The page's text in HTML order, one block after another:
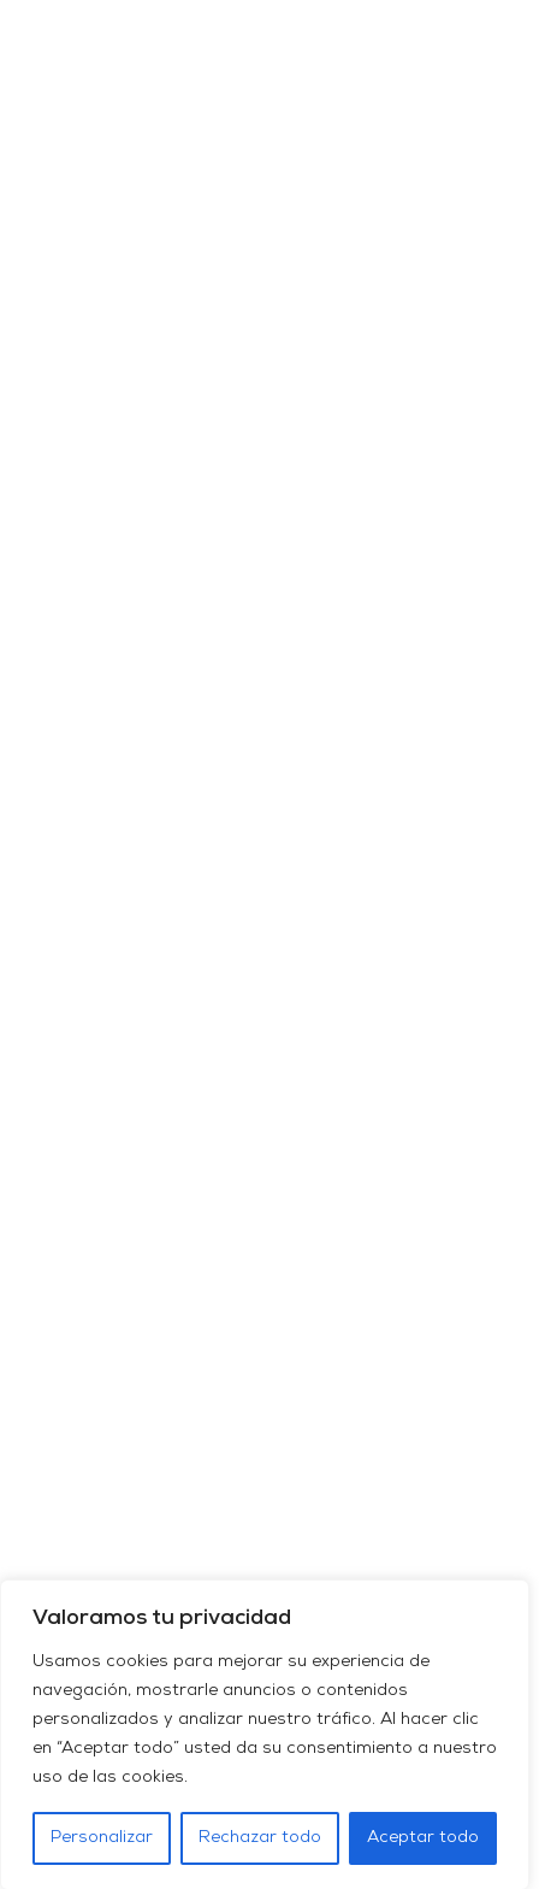
Valoramos tu privacidad
Usamos cookies para mejorar su experiencia de
navegación, mostrarle anuncios o contenidos
personalizados y analizar nuestro tráfico. Al hacer clic
en “Aceptar todo” usted da su consentimiento a nuestro
uso de las cookies.
Personalizar Rechazar todo Aceptar todo